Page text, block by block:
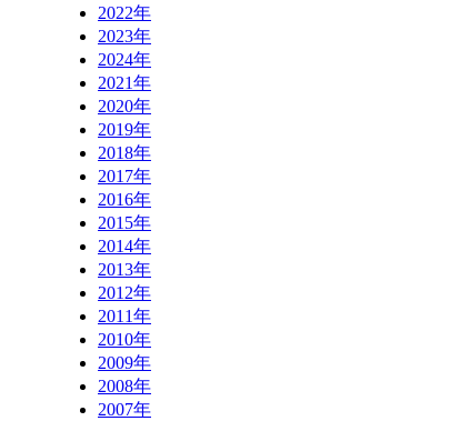
2022年
2023年
2024年
2021年
2020年
2019年
2018年
2017年
2016年
2015年
2014年
2013年
2012年
2011年
2010年
2009年
2008年
2007年